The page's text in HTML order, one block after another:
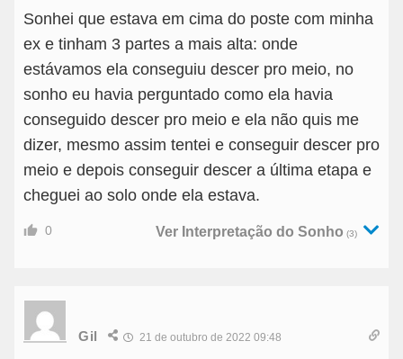
Sonhei que estava em cima do poste com minha
ex e tinham 3 partes a mais alta: onde
estávamos ela conseguiu descer pro meio, no
sonho eu havia perguntado como ela havia
conseguido descer pro meio e ela não quis me
dizer, mesmo assim tentei e conseguir descer pro
meio e depois conseguir descer a última etapa e
cheguei ao solo onde ela estava.
0 Ver Interpretação do Sonho (3)
Gil 21 de outubro de 2022 09:48